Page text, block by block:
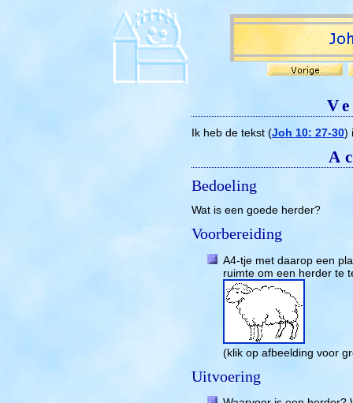
Ik heb de tekst (Joh 10: 27-30)
Bedoeling
Wat is een goede herder?
Voorbereiding
A4-tje met daarop een
ruimte om een herder te
(klik op afbeelding voor
Uitvoering